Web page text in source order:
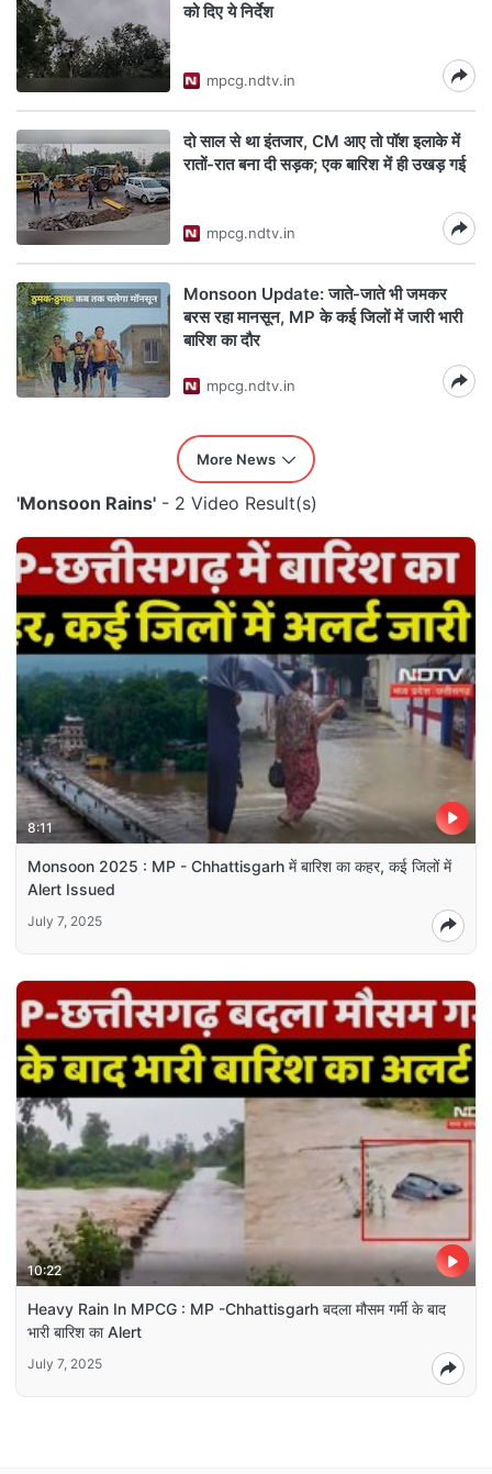
को दिए ये निर्देश
mpcg.ndtv.in
दो साल से था इंतजार, CM आए तो पॉश इलाके में
रातों-रात बना दी सड़क; एक बारिश में ही उखड़ गई
mpcg.ndtv.in
Monsoon Update: जाते-जाते भी जमकर
बरस रहा मानसून, MP के कई जिलों में जारी भारी
बारिश का दौर
mpcg.ndtv.in
More News
'Monsoon Rains' - 2 Video Result(s)
8:11
Monsoon 2025 : MP - Chhattisgarh में बारिश का कहर, कई जिलों में
Alert Issued
July 7, 2025
10:22
Heavy Rain In MPCG : MP -Chhattisgarh बदला मौसम गर्मी के बाद
भारी बारिश का Alert
July 7, 2025